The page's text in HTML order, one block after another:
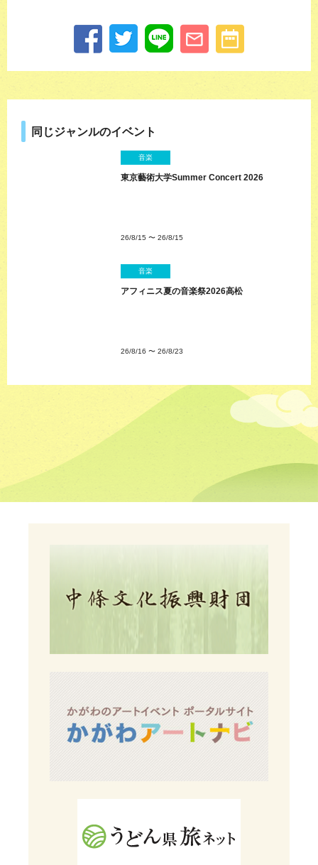
同じジャンルのイベント
音楽
東京藝術大学Summer Concert 2026
26/8/15 〜 26/8/15
音楽
アフィニス夏の音楽祭2026高松
26/8/16 〜 26/8/23